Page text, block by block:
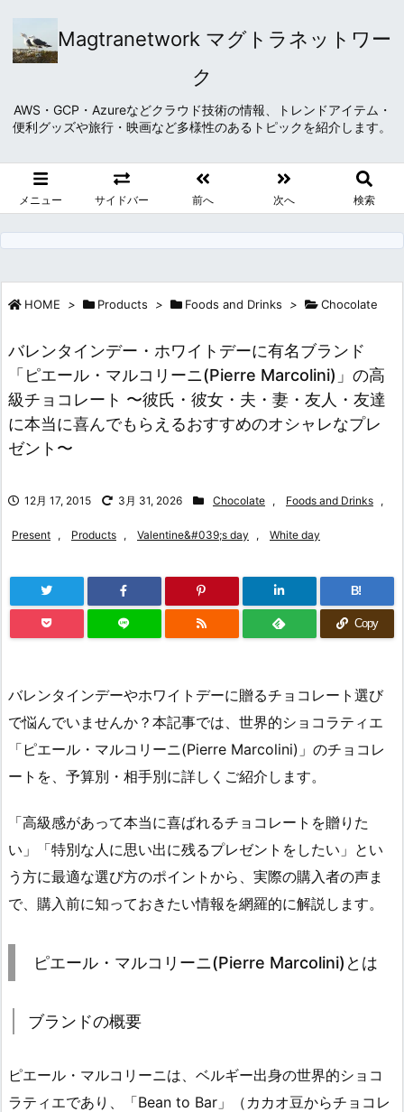
Magtranetwork マグトラネットワー
ク
AWS・GCP・Azureなどクラウド技術の情報、トレンドアイテム・
便利グッズや旅行・映画など多様性のあるトピックを紹介します。
メニュー サイドバー 前へ 次へ 検索
HOME > Products > Foods and Drinks > Chocolate
バレンタインデー・ホワイトデーに有名ブランド
「ピエール・マルコリーニ(Pierre Marcolini)」の高
級チョコレート 〜彼氏・彼女・夫・妻・友人・友達
に本当に喜んでもらえるおすすめのオシャレなプレ
ゼント〜
12月 17, 2015 3月 31, 2026 Chocolate , Foods and Drinks ,
Present , Products , Valentine&#039;s day , White day
B!
Copy
バレンタインデーやホワイトデーに贈るチョコレート選び
で悩んでいませんか？本記事では、世界的ショコラティエ
「ピエール・マルコリーニ(Pierre Marcolini)」のチョコレ
ートを、予算別・相手別に詳しくご紹介します。
「高級感があって本当に喜ばれるチョコレートを贈りた
い」「特別な人に思い出に残るプレゼントをしたい」とい
う方に最適な選び方のポイントから、実際の購入者の声ま
で、購入前に知っておきたい情報を網羅的に解説します。
ピエール・マルコリーニ(Pierre Marcolini)とは
ブランドの概要
ピエール・マルコリーニは、ベルギー出身の世界的ショコ
ラティエであり、「Bean to Bar」（カカオ豆からチョコレ